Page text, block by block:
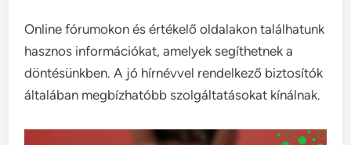
Online fórumokon és értékelő oldalakon találhatunk
hasznos információkat, amelyek segíthetnek a
döntésünkben. A jó hírnévvel rendelkező biztosítók
általában megbízhatóbb szolgáltatásokat kínálnak.